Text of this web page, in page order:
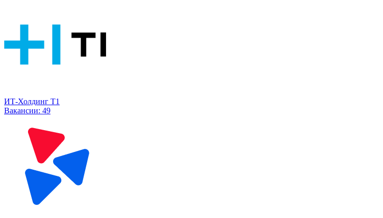
ИТ-Холдинг Т1
Вакансии: 49